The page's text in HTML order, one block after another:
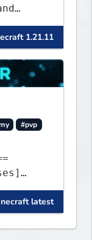
1.21.11
#pvp
latest